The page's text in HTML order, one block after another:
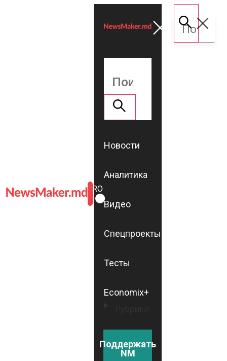
ROMÂNĂ
RU
Новости
Аналитика
Видео
Спецпроекты
Тесты
Economix+
Поддержать
NM